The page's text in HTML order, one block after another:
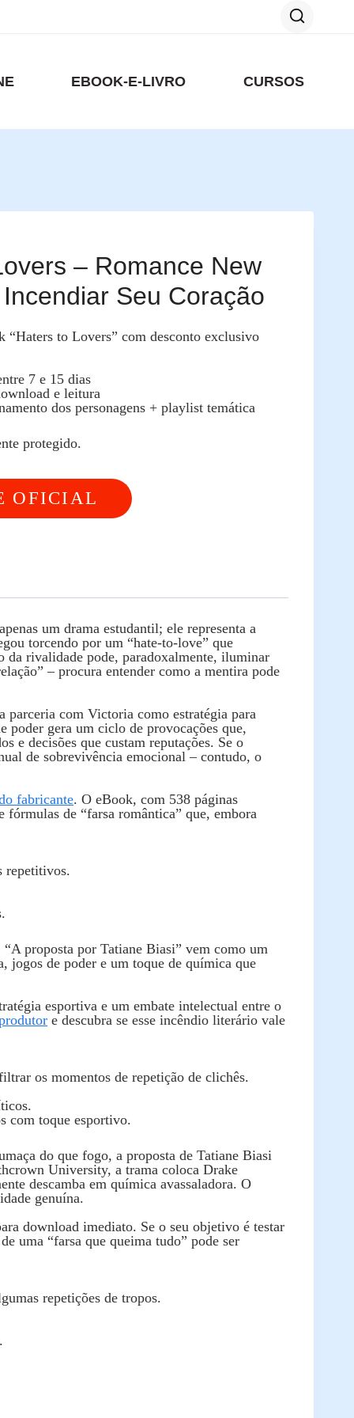
EBOOK-E-LIVRO CURSOS
– Romance New
Seu Coração
“Haters to Lovers” com desconto exclusivo
7 e 15 dias
e leitura
dos personagens + playlist temática
protegido.
OFICIAL
um drama estudantil; ele representa a
torcendo por um “hate‑to‑love” que
da rivalidade pode, paradoxalmente, iluminar
– procura entender como a mentira pode
parceria com Victoria como estratégia para
poder gera um ciclo de provocações que,
e decisões que custam reputações. Se o
de sobrevivência emocional – contudo, o
fabricante. O eBook, com 538 páginas
de “farsa romântica” que, embora
repetitivos.
proposta por Tatiane Biasi” vem como um
jogos de poder e um toque de química que
esportiva e um embate intelectual entre o
e descubra se esse incêndio literário vale
os momentos de repetição de clichês.
com toque esportivo.
do que fogo, a proposta de Tatiane Biasi
University, a trama coloca Drake
descamba em química avassaladora. O
genuína.
download imediato. Se o seu objetivo é testar
uma “farsa que queima tudo” pode ser
repetições de tropos.